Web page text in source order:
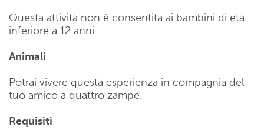
Questa attività non è consentita ai bambini di età
inferiore a 12 anni.
Animali
Potrai vivere questa esperienza in compagnia del
tuo amico a quattro zampe.
Requisiti